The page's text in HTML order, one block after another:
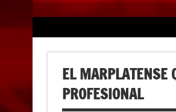
EL MARPLATENSE
PROFESIONAL